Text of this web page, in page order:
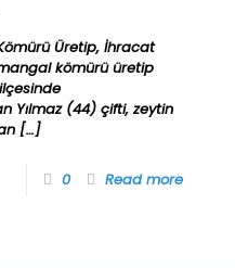
Üretip, İhracat
kömürü üretip
Yılmaz (44) çifti, zeytin
[…]
0 Read more